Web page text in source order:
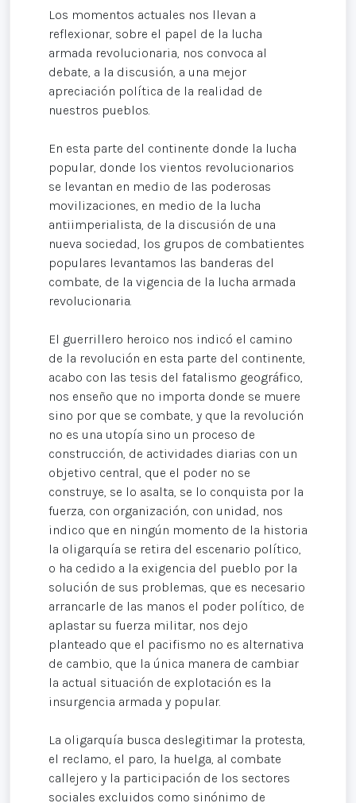
Los momentos actuales nos llevan a
reflexionar, sobre el papel de la lucha
armada revolucionaria, nos convoca al
debate, a la discusión, a una mejor
apreciación política de la realidad de
nuestros pueblos.
En esta parte del continente donde la lucha
popular, donde los vientos revolucionarios
se levantan en medio de las poderosas
movilizaciones, en medio de la lucha
antiimperialista, de la discusión de una
nueva sociedad, los grupos de combatientes
populares levantamos las banderas del
combate, de la vigencia de la lucha armada
revolucionaria.
El guerrillero heroico nos indicó el camino
de la revolución en esta parte del continente,
acabo con las tesis del fatalismo geográfico,
nos enseño que no importa donde se muere
sino por que se combate, y que la revolución
no es una utopía sino un proceso de
construcción, de actividades diarias con un
objetivo central, que el poder no se
construye, se lo asalta, se lo conquista por la
fuerza, con organización, con unidad, nos
indico que en ningún momento de la historia
la oligarquía se retira del escenario político,
o ha cedido a la exigencia del pueblo por la
solución de sus problemas, que es necesario
arrancarle de las manos el poder político, de
aplastar su fuerza militar, nos dejo
planteado que el pacifismo no es alternativa
de cambio, que la única manera de cambiar
la actual situación de explotación es la
insurgencia armada y popular.
La oligarquía busca deslegitimar la protesta,
el reclamo, el paro, la huelga, al combate
callejero y la participación de los sectores
sociales excluidos como sinónimo de